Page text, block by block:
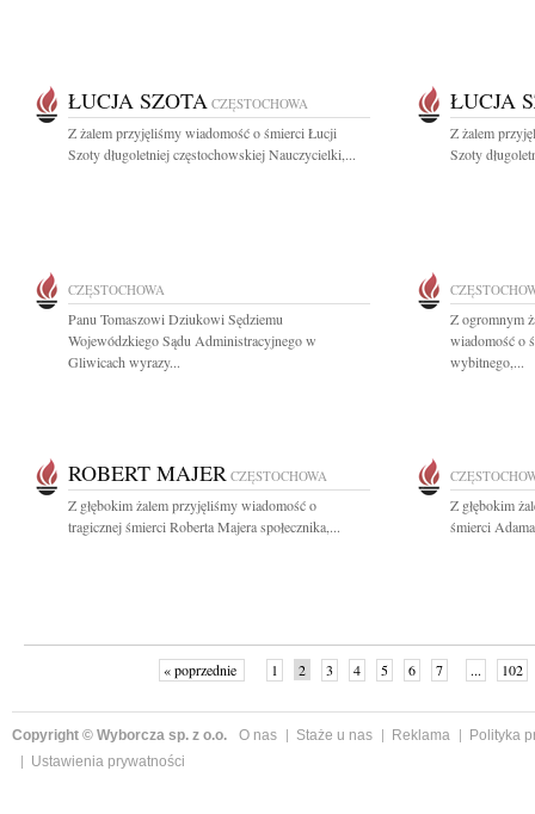
ŁUCJA SZOTA CZĘSTOCHOWA
Z żalem przyjęliśmy wiadomość o śmierci Łucji
Szoty długoletniej częstochowskiej Nauczycielki,...
ŁUCJA
Z żalem
Szoty
CZĘSTOCHOWA
Panu Tomaszowi Dziukowi Sędziemu
Wojewódzkiego Sądu Administracyjnego w
Gliwicach wyrazy...
Z ogromnym
wiadomość o
wybitnego,...
ROBERT MAJER CZĘSTOCHOWA
Z głębokim żalem przyjęliśmy wiadomość o
tragicznej śmierci Roberta Majera społecznika,...
Z głębokim
śmierci
« poprzednie 1 2 3 4 5 6 7 ... 102
Copyright © Wyborcza sp. z o.o. O nas Staże u nas Reklama
Polityka
Ustawienia prywatności